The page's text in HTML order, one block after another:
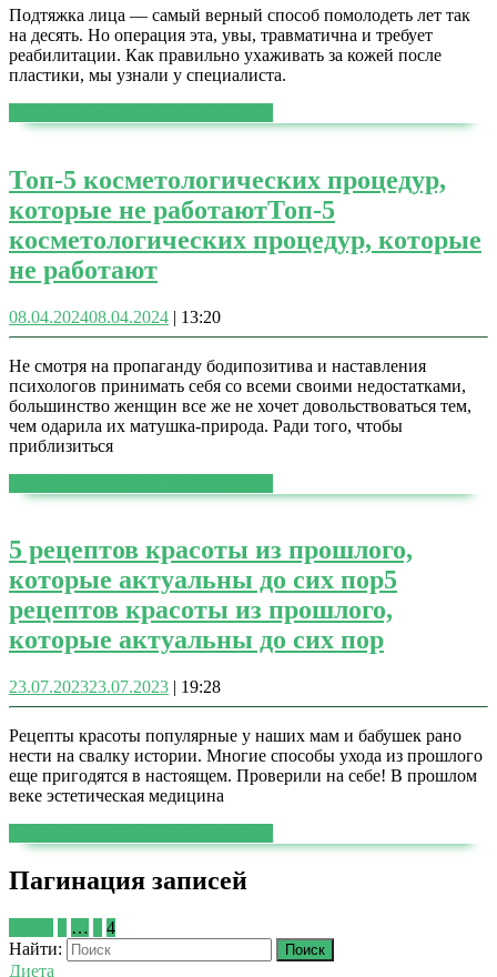
Подтяжка лица — самый верный способ помолодеть лет так
на десять. Но операция эта, увы, травматична и требует
реабилитации. Как правильно ухаживать за кожей после
пластики, мы узнали у специалиста.
Топ-5 косметологических процедур,
которые не работаютТоп-5
косметологических процедур, которые
не работают
08.04.202408.04.2024 | 13:20
Не смотря на пропаганду бодипозитива и наставления
психологов принимать себя со всеми своими недостатками,
большинство женщин все же не хочет довольствоваться тем,
чем одарила их матушка-природа. Ради того, чтобы
приблизиться
5 рецептов красоты из прошлого,
которые актуальны до сих пор5
рецептов красоты из прошлого,
которые актуальны до сих пор
23.07.202323.07.2023 | 19:28
Рецепты красоты популярные у наших мам и бабушек рано
нести на свалку истории. Многие способы ухода из прошлого
еще пригодятся в настоящем. Проверили на себе! В прошлом
веке эстетическая медицина
Пагинация записей
…
4
Найти:
Диета